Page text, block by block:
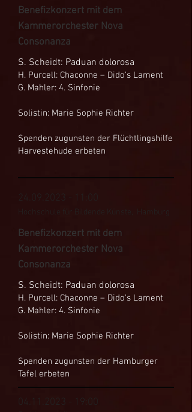
Benefizkonzert mit dem
Kammerorchester Nova
Consonanza
S. Scheidt: Paduan dolorosa
H. Purcell: Chaconne – Dido's Lament
G. Mahler: 4. Sinfonie
Solistin: Marie Sophie Richter
Spenden zugunsten der Flüchtlingshilfe
Harvestehude erbeten
Benefizkonzert mit dem
Kammerorchester Nova
Consonanza
S. Scheidt: Paduan dolorosa
H. Purcell: Chaconne – Dido's Lament
G. Mahler: 4. Sinfonie
Solistin: Marie Sophie Richter
Spenden zugunsten der Hamburger
Tafel erbeten